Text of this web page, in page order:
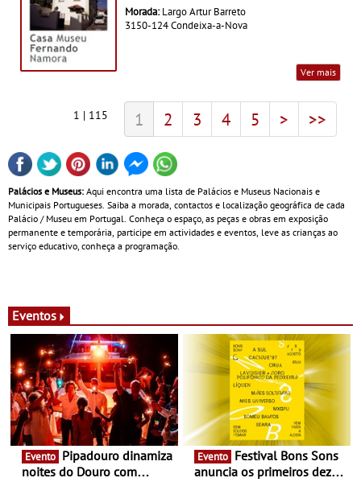
Morada: Largo Artur Barreto
3150-124 Condeixa-a-Nova
Ver mais
1 | 115 1 2 3 4 5 > >>
Palácios e Museus: Aqui encontra uma lista de Palácios e Museus Nacionais e
Municipais Portugueses. Saiba a morada, contactos e localização geográfica de cada
Palácio / Museu em Portugal. Conheça o espaço, as peças e obras em exposição
permanente e temporária, participe em actividades e eventos, leve as crianças ao
serviço educativo, conheça a programação.
Eventos
Evento
noites do Douro com
Evento
anuncia os primeiros dez